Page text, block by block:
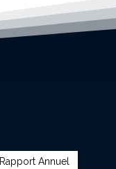
Rapport Annuel